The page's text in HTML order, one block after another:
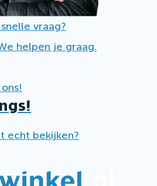
vraag?
helpen je graag.
echt bekijken?